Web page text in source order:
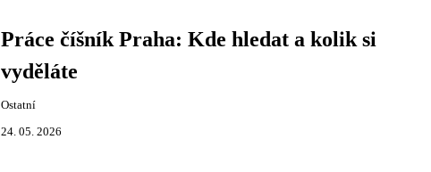
Práce číšník Praha: Kde hledat a kolik si
vyděláte
Ostatní
24. 05. 2026